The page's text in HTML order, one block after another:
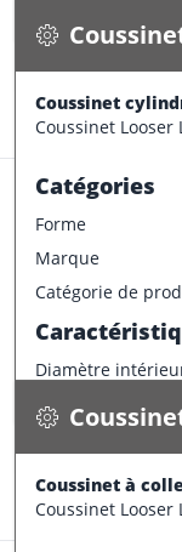
Diamètre extérieur
Tolérances
Champ de
Champ de
Champ de
Tolérances
Tolérance de
Tolérance du
Coussinet
Coussinet
Catégories
Forme
Marque
Catégorie de
Diamètre
Diamètre extérieur
Tolérances
Coussinet Looser
0.005 kg / pce
Spécifications
Coussinet à
Coussinet Looser